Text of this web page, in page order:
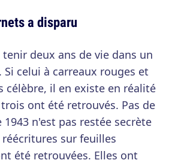
a disparu
deux ans de vie dans un
celui à carreaux rouges et
célèbre, il en existe en réalité
ont été retrouvés. Pas de
1943 n'est pas restée secrète
sur feuilles
été retrouvées. Elles ont